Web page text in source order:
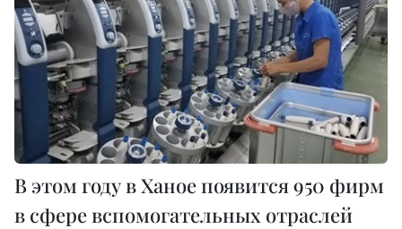
В этом году в Ханое появится 950 фирм
в сфере вспомогательных отраслей